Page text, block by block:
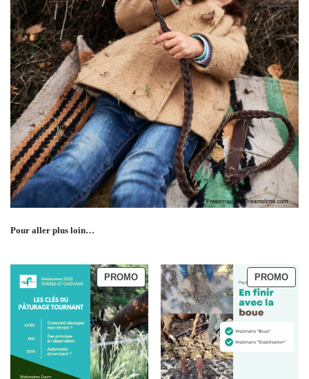
Pour aller plus loin…
PROMO PROMO